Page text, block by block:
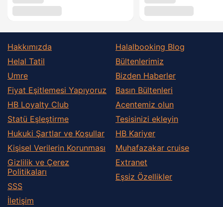
Hakkımızda
Helal Tatil
Umre
Fiyat Eşitlemesi Yapıyoruz
HB Loyalty Club
Statü Eşleştirme
Hukuki Şartlar ve Koşullar
Kişisel Verilerin Korunması
Gizlilik ve Çerez
Politikaları
SSS
İletişim
Halalbooking Blog
Bültenlerimiz
Bizden Haberler
Basın Bültenleri
Acentemiz olun
Tesisinizi ekleyin
HB Kariyer
Muhafazakar сruise
Extranet
Eşsiz Özellikler